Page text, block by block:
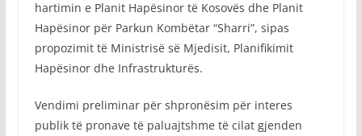
hartimin e Planit Hapësinor të Kosovës dhe Planit
Hapësinor për Parkun Kombëtar “Sharri”, sipas
propozimit të Ministrisë së Mjedisit, Planifikimit
Hapësinor dhe Infrastrukturës.
Vendimi preliminar për shpronësim për interes
publik të pronave të paluajtshme të cilat gjenden